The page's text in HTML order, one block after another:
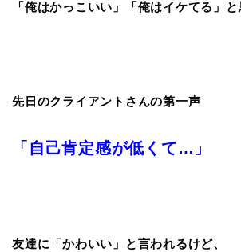
「俺はかっこいい」「俺はイケてる」
先日のクライアントさんの第一声
「自己肯定感が低くて…」
友達に「かわいい」と言われるけど、